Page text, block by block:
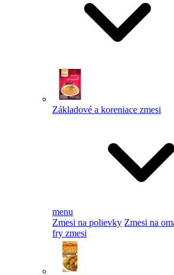
Základové a koreniace zmesi
menu
Zmesi na polievky Zmesi na
fry zmesi